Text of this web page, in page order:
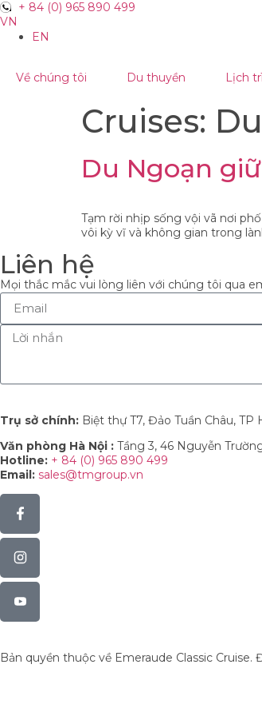
+ 84 (0) 965 890 499
VN
EN
Về chúng tôi Du thuyền Lịch
Cruises:
Du Ngoạn
Tạm rời nhịp sống vội vã nơi
vôi kỳ vĩ và không gian trong
Liên hệ
Mọi thắc mắc vui lòng liên với chúng tôi qua
Trụ sở chính: Biệt thự T7, Đảo Tuần Châu,
Văn phòng Hà Nội : Tầng 3, 46 Nguyễn
Hotline: + 84 (0) 965 890 499
Email: sales@tmgroup.vn
Bản quyền thuộc về Emeraude Classic